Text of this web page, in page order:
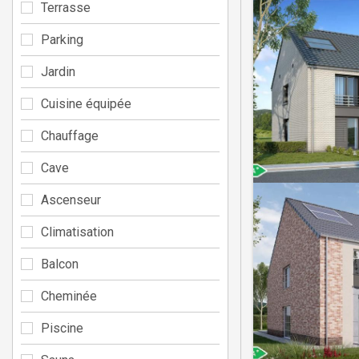
Terrasse
Parking
Jardin
Cuisine équipée
Chauffage
Cave
Ascenseur
Climatisation
Balcon
Cheminée
Piscine